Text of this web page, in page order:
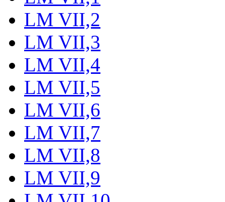
LM VII,2
LM VII,3
LM VII,4
LM VII,5
LM VII,6
LM VII,7
LM VII,8
LM VII,9